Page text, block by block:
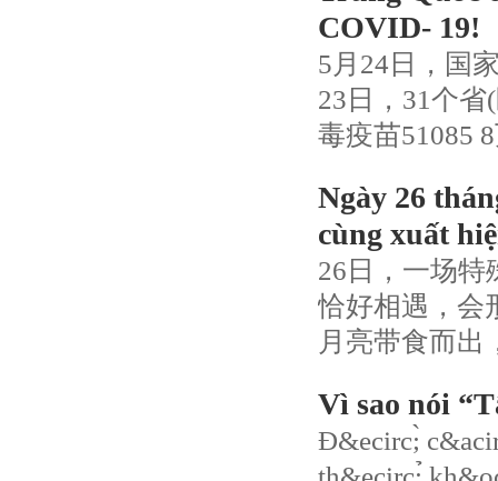
COVID- 19!
5月24日，国
23日，31个
毒疫苗51085
Ngày 26
cùng xuất
26日，一场特
恰好相遇，会
月亮带食而出
Vì sao nói
Đ&ecirc;̀